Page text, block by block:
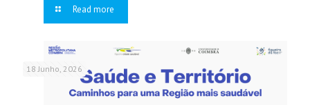
Read more
18 Junho, 2026